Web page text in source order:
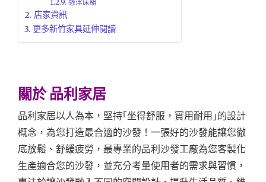
懸浮床組
店家資訊
更多新竹家具延伸閱讀
關於 品利家居
品利家居以人為本，堅持｢坐得舒服，實用耐用｣的設計
概念，為您打造最合適的沙發！一張好的沙發能讓您徹
底放鬆、舒緩疲勞，最專業的品利沙發工廠為您客製化
生產適合您的沙發，並充分考量使用者的需求與習慣，